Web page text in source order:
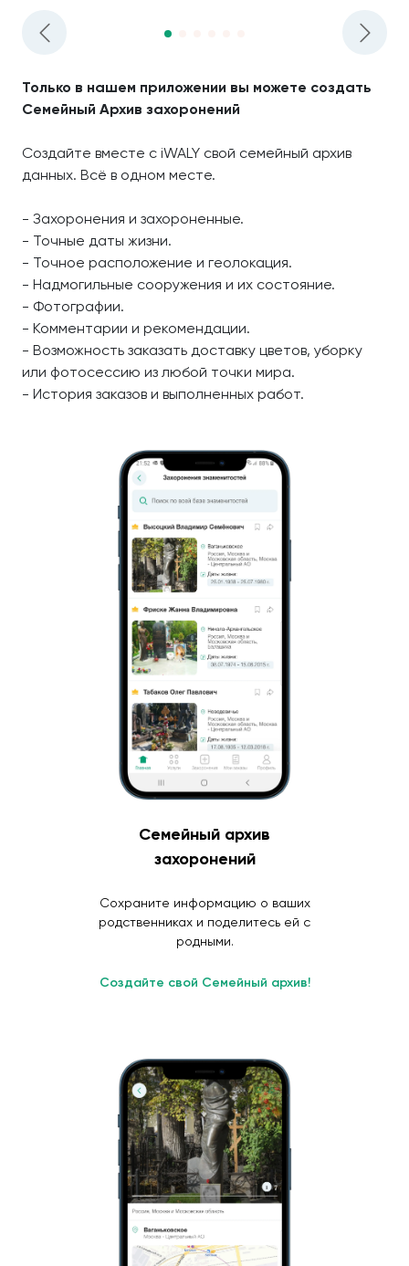
Только в нашем приложении вы можете создать
Семейный Архив захоронений
Создайте вместе с iWALY свой семейный архив
данных. Всё в одном месте.
- Захоронения и захороненные.
- Точные даты жизни.
- Точное расположение и геолокация.
- Надмогильные сооружения и их состояние.
- Фотографии.
- Комментарии и рекомендации.
- Возможность заказать доставку цветов, уборку
или фотосессию из любой точки мира.
- История заказов и выполненных работ.
Семейный архив
захоронений
Сохраните информацию о ваших
родственниках и поделитесь ей с
родными.
Создайте свой Семейный архив!